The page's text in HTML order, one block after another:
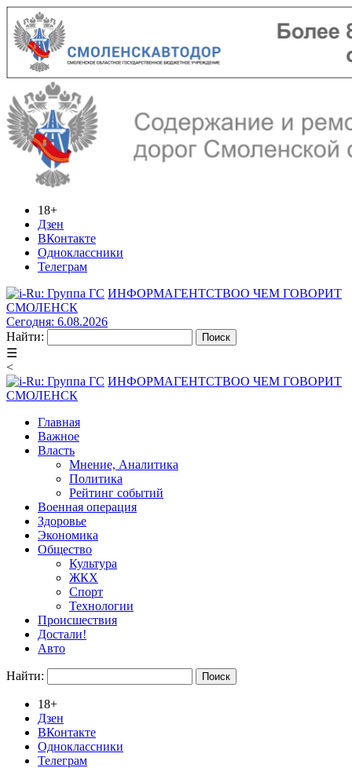
18+
Дзен
ВКонтакте
Одноклассники
Телеграм
ИНФОРМАГЕНТСТВОО ЧЕМ ГОВОРИТ
СМОЛЕНСК
Сегодня: 6.08.2026
Найти:
☰
<
ИНФОРМАГЕНТСТВОО ЧЕМ ГОВОРИТ
СМОЛЕНСК
Главная
Важное
Власть
Мнение, Аналитика
Политика
Рейтинг событий
Военная операция
Здоровье
Экономика
Общество
Культура
ЖКХ
Спорт
Технологии
Происшествия
Достали!
Авто
Найти:
18+
Дзен
ВКонтакте
Одноклассники
Телеграм